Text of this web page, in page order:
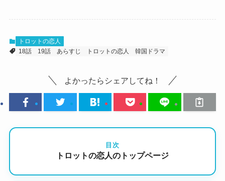
トロットの恋人
18話
19話 あらすじ トロットの恋人 韓国ドラマ
よかったらシェアしてね！
目次
トロットの恋人のトップページ